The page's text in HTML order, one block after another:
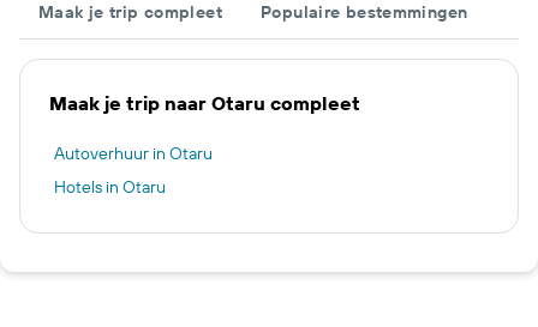
Maak je trip compleet Populaire bestemmingen
Maak je trip naar Otaru compleet
Autoverhuur in Otaru
Hotels in Otaru